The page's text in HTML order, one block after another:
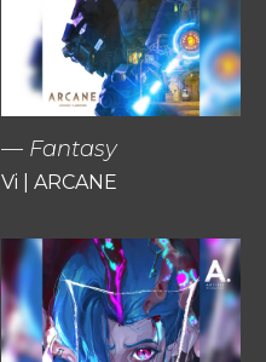
Fantasy
Vi | ARCANE